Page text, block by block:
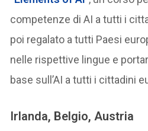
competenze di AI a tutti i
poi regalato a tutti Paesi
nelle rispettive lingue e
base sull’AI a tutti i cittadini
Irlanda, Belgio, Austria